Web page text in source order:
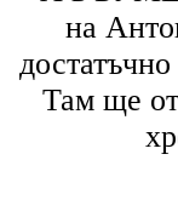
на
Там ще